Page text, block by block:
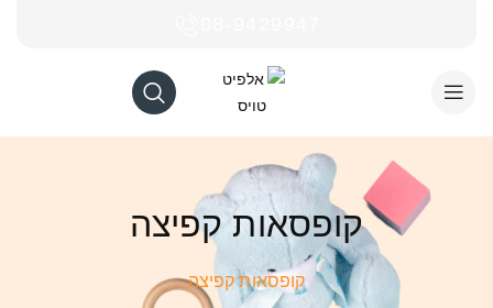
קופסאות קפיצה
קופסאות קפיצה